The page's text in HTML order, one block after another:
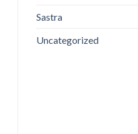
Sastra
Uncategorized